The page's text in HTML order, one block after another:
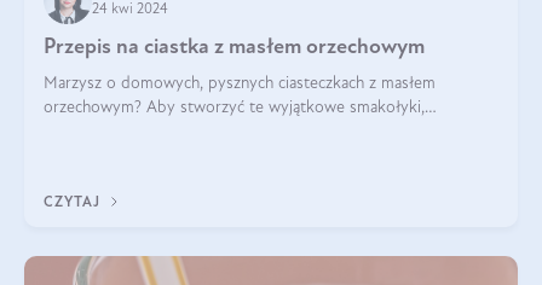
24 kwi 2024
Przepis na ciastka z masłem orzechowym
Marzysz o domowych, pysznych ciasteczkach z masłem
orzechowym? Aby stworzyć te wyjątkowe smakołyki,
CZYTAJ